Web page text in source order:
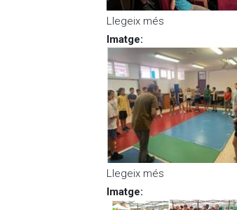
Llegeix més
Imatge:
Llegeix més
Imatge: